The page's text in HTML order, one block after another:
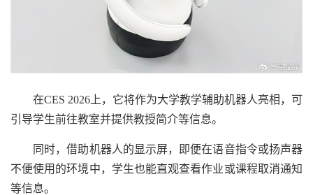
在CES 2026上，它将作为大学教学辅助机器人亮相，可
引导学生前往教室并提供教授简介等信息。
同时，借助机器人的显示屏，即便在语音指令或扬声器
不便使用的环境中，学生也能直观查看作业或课程取消通知
等信息。